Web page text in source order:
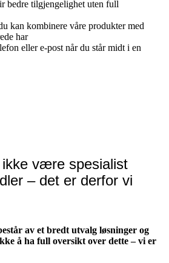
bedre tilgjengelighet uten full
kan kombinere våre produkter med
har
eller e-post når du står midt i en
ikke være spesialist
– det er derfor vi
av et bredt utvalg løsninger og
å ha full oversikt over dette – vi er